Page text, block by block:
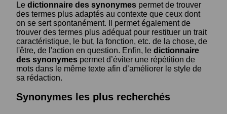
Le dictionnaire des synonymes permet de trouver
des termes plus adaptés au contexte que ceux dont
on se sert spontanément. Il permet également de
trouver des termes plus adéquat pour restituer un trait
caractéristique, le but, la fonction, etc. de la chose, de
l'être, de l'action en question. Enfin, le dictionnaire
des synonymes permet d’éviter une répétition de
mots dans le même texte afin d’améliorer le style de
sa rédaction.
Synonymes les plus recherchés